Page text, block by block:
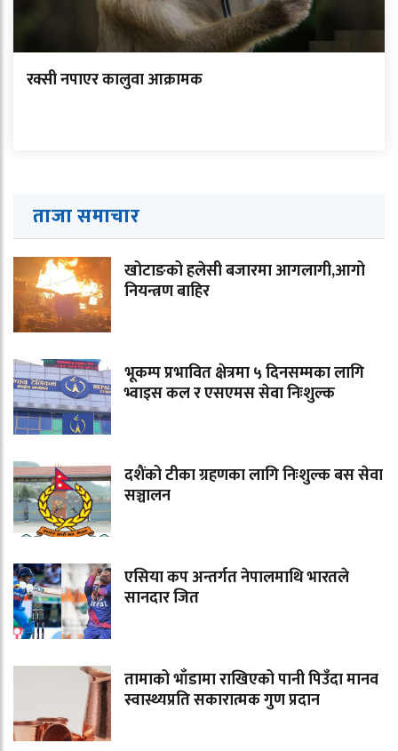
रक्सी नपाएर कालुवा आक्रामक
ताजा समाचार
खोटाङको हलेसी बजारमा आगलागी,आगो
नियन्त्रण बाहिर
भूकम्प प्रभावित क्षेत्रमा ५ दिनसम्मका लागि
भ्वाइस कल र एसएमस सेवा निःशुल्क
दशैंको टीका ग्रहणका लागि निःशुल्क बस सेवा
सञ्चालन
एसिया कप अन्तर्गत नेपालमाथि भारतले
सानदार जित
तामाको भाँडामा राखिएको पानी पिउँदा मानव
स्वास्थ्यप्रति सकारात्मक गुण प्रदान